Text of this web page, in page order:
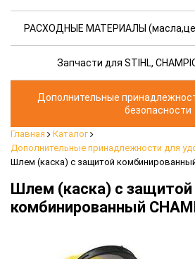
РАСХОДНЫЕ МАТЕРИАЛЫ
Запчасти для STIHL,
Дополнительные
безопасности
Главная
Каталог
Дополнительные принадлежности для
Шлем (каска) с защитой комбинированный
Шлем (каска) с защитой
комбинированный